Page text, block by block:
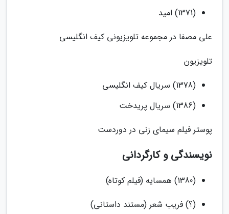
(1371) امید
علی مصفا در مجموعه تلویزیونی کیف انگلیسی
تلویزیون
(1378) سریال کیف انگلیسی
(1386) سریال پریدخت
پوستر فیلم سیمای زنی در دوردست
نویسندگی و کارگردانی
(1380) همسایه (فیلم کوتاه)
(؟) فریب شعر (مستند داستانی)